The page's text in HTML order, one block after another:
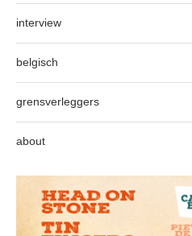
interview
belgisch
grensverleggers
about